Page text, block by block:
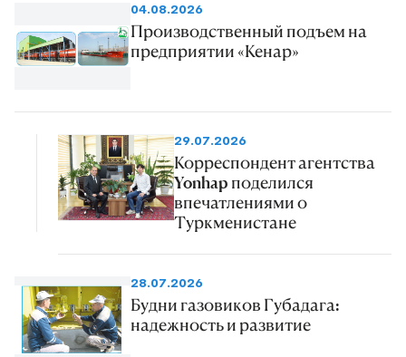
04.08.2026
Производственный подъем на
предприятии «Кенар»
29.07.2026
Корреспондент агентства
Yonhap поделился
впечатлениями о
Туркменистане
28.07.2026
Будни газовиков Губадага:
надежность и развитие